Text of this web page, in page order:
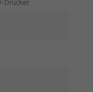
Drucker